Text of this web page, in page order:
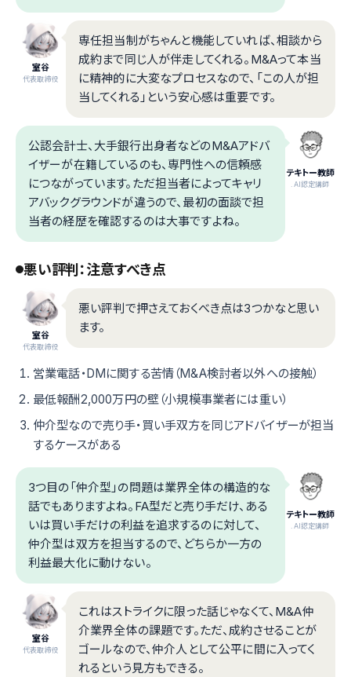
室谷
代表取締役
専任担当制がちゃんと機能していれば、相談から
成約まで同じ人が伴走してくれる。M&Aって本当
に精神的に大変なプロセスなので、「この人が担
当してくれる」という安心感は重要です。
テキトー教師
.AI認定講師
公認会計士、大手銀行出身者などのM&Aアドバ
イザーが在籍しているのも、専門性への信頼感
につながっています。ただ担当者によってキャリ
アバックグラウンドが違うので、最初の面談で担
当者の経歴を確認するのは大事ですよね。
悪い評判：注意すべき点
室谷
代表取締役
悪い評判で押さえておくべき点は3つかなと思い
ます。
営業電話・DMに関する苦情（M&A検討者以外への接触）
最低報酬2,000万円の壁（小規模事業者には重い）
仲介型なので売り手・買い手双方を同じアドバイザーが担当
するケースがある
テキトー教師
.AI認定講師
3つ目の「仲介型」の問題は業界全体の構造的な
話でもありますよね。FA型だと売り手だけ、ある
いは買い手だけの利益を追求するのに対して、
仲介型は双方を担当するので、どちらか一方の
利益最大化に動けない。
室谷
代表取締役
これはストライクに限った話じゃなくて、M&A仲
介業界全体の課題です。ただ、成約させることが
ゴールなので、仲介人として公平に間に入ってく
れるという見方もできる。